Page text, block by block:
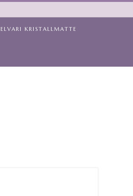
ELVARI KRISTALLMATTE